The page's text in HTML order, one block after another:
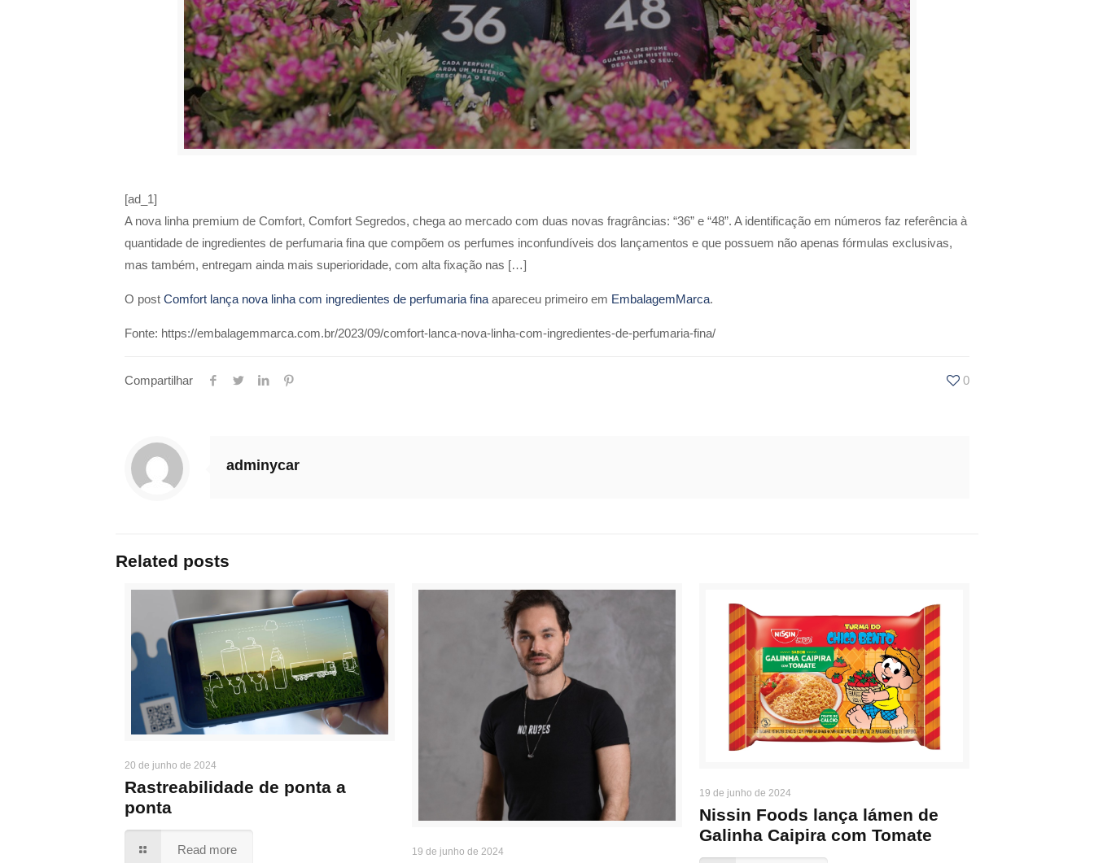
[ad_1]
A nova linha premium de Comfort, Comfort Segredos, chega ao mercado com duas novas fragrâncias: “36” e “48”. A identificação em números faz referência à
quantidade de ingredientes de perfumaria fina que compõem os perfumes inconfundíveis dos lançamentos e que possuem não apenas fórmulas exclusivas,
mas também, entregam ainda mais superioridade, com alta fixação nas […]
O post Comfort lança nova linha com ingredientes de perfumaria finaapareceu primeiro em EmbalagemMarca.
Fonte: https://embalagemmarca.com.br/2023/09/comfort-lanca-nova-linha-com-ingredientes-de-perfumaria-fina/
Compartilhar 0
adminycar
Related posts
20 de junho de 2024
Rastreabilidade de ponta a
ponta
Read more 19 de junho de 2024
19 de junho de 2024
Nissin Foods lança lámen de
Galinha Caipira com Tomate